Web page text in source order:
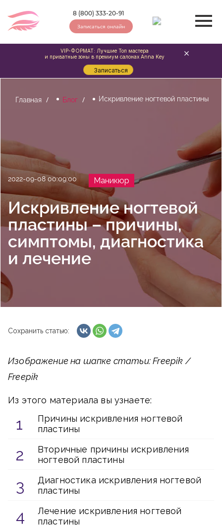
8 (800) 333-20-91
Записаться онлайн
Главная Блог Искривление ногтевой пластины
2022-09-08 00:09:00 Маникюр
Искривление ногтевой
пластины – причины,
симптомы, диагностика
и лечение
Сохранить статью:
Изображение на шапке статьи: Freepik /
Freepik
Из этого материала вы узнаете:
Причины искривления ногтевой
пластины
Вторичные причины искривления
ногтевой пластины
Диагностика искривления ногтевой
пластины
Лечение искривления ногтевой
пластины
VIP-ФОРМАТ: Лучшие Топ мастера
и приватные зоны в премиум салонах Anna Key
Записаться